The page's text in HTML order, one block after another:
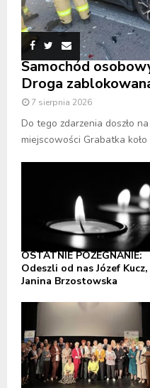
Samochód
Droga
7 sierpnia 2026
Do tego zdarzenia doszło
miejscowości Grabatka koło
OSTATNIE POŻEGNANIE:
Odeszli od nas Józef Kucz,
Janina Brzostowska